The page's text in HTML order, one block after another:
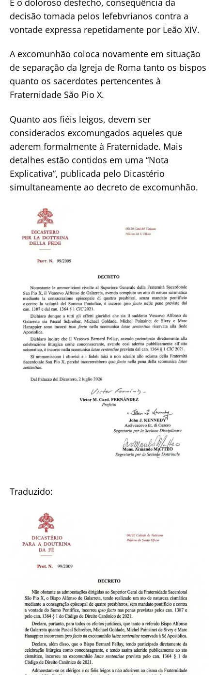
É o doloroso desfecho, consequência da
decisão tomada pelos lefebvrianos contra a
vontade expressa repetidamente por Leão XIV.
A excomunhão coloca novamente em situação
de separação da Igreja de Roma tanto os bispos
quanto os sacerdotes pertencentes à
Fraternidade São Pio X.
Quanto aos fiéis leigos, devem ser
considerados excomungados aqueles que
aderem formalmente à Fraternidade. Mais
detalhes estão contidos em uma “Nota
Explicativa”, publicada pelo Dicastério
simultaneamente ao decreto de excomunhão.
Traduzido: